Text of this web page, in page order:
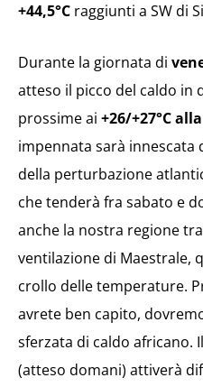
+44,5°C raggiunti a SW di
Durante la giornata di
atteso il picco del caldo in
prossime ai +26/+27°C
impennata sarà
della perturbazione
che tenderà fra sabato e
anche la nostra regione
ventilazione di Maestrale,
crollo delle temperature.
avrete ben capito,
sferzata di caldo africano.
(atteso domani) attiverà